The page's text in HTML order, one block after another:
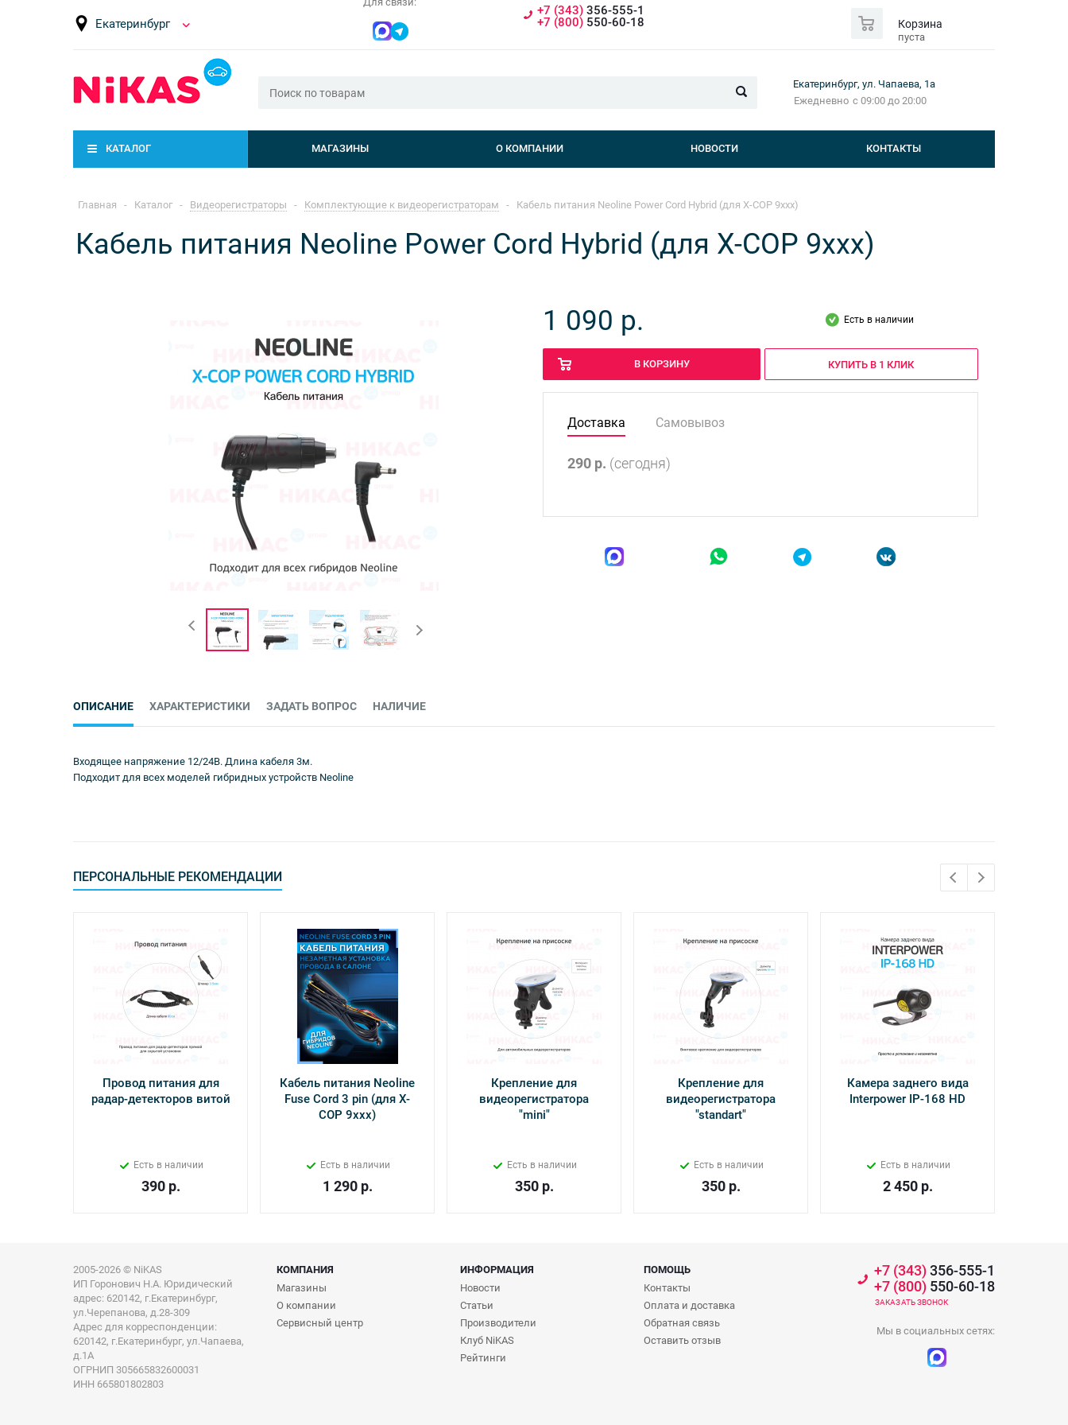
Екатеринбург
+7 (343) 356-555-1
+7 (800) 550-60-18 Корзина
пуста
Екатеринбург, ул. Чапаева, 1а
Ежедневно с 09:00 до 20:00
КАТАЛОГ МАГАЗИНЫ О КОМПАНИИ НОВОСТИ КОНТАКТЫ
Главная - Каталог - Видеорегистраторы - Комплектующие к видеорегистраторам - Кабель питания Neoline Power Cord Hybrid (для Х-СОР 9ххх)
Кабель питания Neoline Power Cord Hybrid (для Х-СОР 9ххх)
1 090 р. Есть в наличии
В КОРЗИНУ КУПИТЬ В 1 КЛИК
Доставка Самовывоз
290 р. (сегодня)
ОПИСАНИЕ ХАРАКТЕРИСТИКИ ЗАДАТЬ ВОПРОС НАЛИЧИЕ
Входящее напряжение 12/24В. Длина кабеля 3м.
Подходит для всех моделей гибридных устройств Neoline
ПЕРСОНАЛЬНЫЕ РЕКОМЕНДАЦИИ
Провод питания для
радар-детекторов витой
Есть в наличии
390р.
Кабель питания Neoline
Fuse Cord 3 pin (для Х-
СОР 9ххх)
Есть в наличии
1 290р.
Крепление для
видеорегистратора
"mini"
Есть в наличии
350р.
Крепление для
видеорегистратора
"standart"
Есть в наличии
350р.
Камера заднего вида
Interpower IP-168 HD
Есть в наличии
2 450р.
2005-2026 © NiKAS
ИП Горонович Н.А. Юридический
адрес: 620142, г.Екатеринбург,
ул.Черепанова, д.28-309
Адрес для корреспонденции:
620142, г.Екатеринбург, ул.Чапаева,
д.1А
ОГРНИП 305665832600031
ИНН 665801802803
КОМПАНИЯ ИНФОРМАЦИЯ
ПОМОЩЬ
Магазины
О компании
Сервисный центр
Новости
Статьи
Производители
Клуб NiKAS
Рейтинги
Контакты
Оплата и доставка
Обратная связь
Оставить отзыв
+7 (343)356-555-1
+7 (800) 550-60-18
ЗАКАЗАТЬ ЗВОНОК
Мы в социальных сетях: